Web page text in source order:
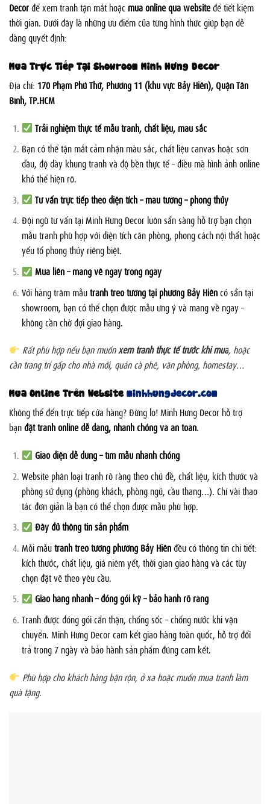
Decorđể xem tranh tận mắt hoặc mua online qua websiteđể tiết kiệm
thời gian. Dưới đây là những ưu điểm của từng hình thức giúp bạn dễ
dàng quyết định:
Mua Trực Tiếp Tại Showroom Minh Hưng Decor
Địa chỉ: 170 Phạm Phú Thứ, Phường 11 (khu vực Bảy Hiền), Quận Tân
Bình, TP.HCM
Trải nghiệm thực tế mẫu tranh, chất liệu, màu sắc
Bạn có thể tận mắt cảm nhận màu sắc, chất liệu canvas hoặc sơn
dầu, độ dày khung tranh và độ bền thực tế – điều mà hình ảnh online
khó thể hiện rõ.
Tư vấn trực tiếp theo diện tích – màu tường – phong thủy
Đội ngũ tư vấn tại Minh Hưng Decor luôn sẵn sàng hỗ trợ bạn chọn
mẫu tranh phù hợp với diện tích căn phòng, phong cách nội thất hoặc
yếu tố phong thủy riêng biệt.
Mua liền – mang về ngay trong ngày
Với hàng trăm mẫutranh treo tường tại phường Bảy Hiềncó sẵn tại
showroom, bạn có thể chọn được mẫu ưng ý và mang về ngay –
không cần chờ đợi giao hàng.
Rất phù hợp nếu bạn muốnxem tranh thực tế trước khi mua, hoặc
cần trang trí gấp cho nhà mới, quán cà phê, văn phòng, homestay…
Mua Online Trên Website minhhungdecor.com
Không thể đến trực tiếp cửa hàng? Đừng lo! Minh Hưng Decor hỗ trợ
bạnđặt tranh online dễ dàng, nhanh chóng và an toàn.
Giao diện dễ dùng – tìm mẫu nhanh chóng
Website phân loại tranh rõ ràng theo chủ đề, chất liệu, kích thước và
phòng sử dụng (phòng khách, phòng ngủ, cầu thang…). Chỉ vài thao
tác đơn giản là bạn có thể chọn được mẫu phù hợp.
Đầy đủ thông tin sản phẩm
Mỗi mẫutranh treo tường phường Bảy Hiềnđều có thông tin chi tiết:
kích thước, chất liệu, giá niêm yết, thời gian giao hàng và các tùy
chọn đặt vẽ theo yêu cầu.
Giao hàng nhanh – đóng gói kỹ – bảo hành rõ ràng
Tranh được đóng gói cẩn thận, chống sốc – chống nước khi vận
chuyển. Minh Hưng Decor cam kết giao hàng toàn quốc, hỗ trợ đổi
trả trong 7 ngày và bảo hành sản phẩm đúng cam kết.
Phù hợp cho khách hàng bận rộn, ở xa hoặc muốn mua tranh làm
quà tặng.